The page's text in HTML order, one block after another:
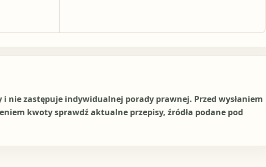
nie zastępuje indywidualnej porady prawnej. Przed wysłaniem
kwoty sprawdź aktualne przepisy, źródła podane pod